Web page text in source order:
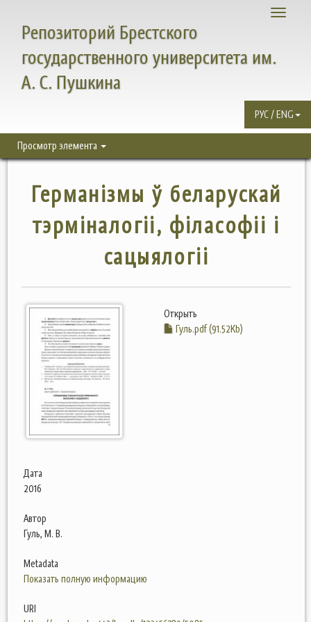
Toggle
Репозиторий Брестского
государственного университета им.
А. С. Пушкина
РУС / ENG
Просмотр элемента
Германізмы ў беларускай
тэрміналогіі, філасофіі і
сацыялогіі
Открыть
Гуль.pdf (91.52Kb)
Дата
2016
Автор
Гуль, М. В.
Metadata
Показать полную информацию
URI